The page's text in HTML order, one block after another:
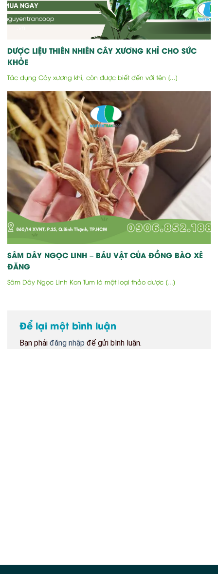
DƯỢC LIỆU THIÊN NHIÊN CÂY XƯƠNG KHỈ CHO SỨC
KHỎE
Tác dụng Cây xương khỉ, còn được biết đến với tên [...]
SÂM DÂY NGỌC LINH – BÁU VẬT CỦA ĐỒNG BÀO XÊ
ĐĂNG
Sâm Dây Ngọc Linh Kon Tum là một loại thảo dược [...]
Để lại một bình luận
Bạn phải đăng nhập để gửi bình luận.